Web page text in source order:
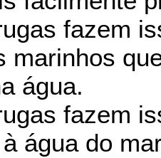
fazem
marinhos
água.
fazem
água do